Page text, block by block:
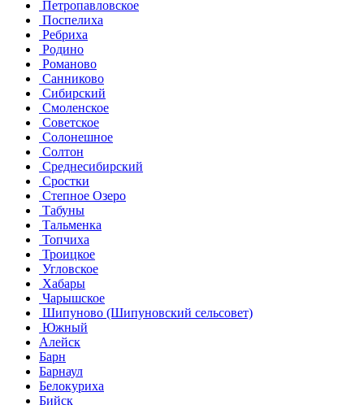
Петропавловское
Поспелиха
Ребриха
Родино
Романово
Санниково
Сибирский
Смоленское
Советское
Солонешное
Солтон
Среднесибирский
Сростки
Степное Озеро
Табуны
Тальменка
Топчиха
Троицкое
Угловское
Хабары
Чарышское
Шипуново (Шипуновский сельсовет)
Южный
Алейск
Барн
Барнаул
Белокуриха
Бийск